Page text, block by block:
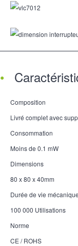
Composition
Livré complet avec
Consommation
Moins de 0.1 mW
Dimensions
80 x 80 x 40mm
Durée de vie mécanique
100 000 Utilisations
Norme
CE / ROHS